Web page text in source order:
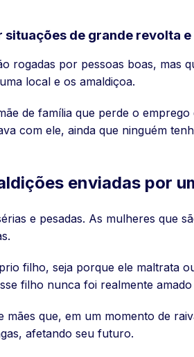
situações de grande revolta
rogadas por pessoas boas, mas
local e os amaldiçoa.
de família que perde o
com ele, ainda que ninguém
enviadas por
e pesadas. As mulheres que
filho, seja porque ele maltrata
filho nunca foi realmente amado
que, em um momento de
afetando seu futuro.